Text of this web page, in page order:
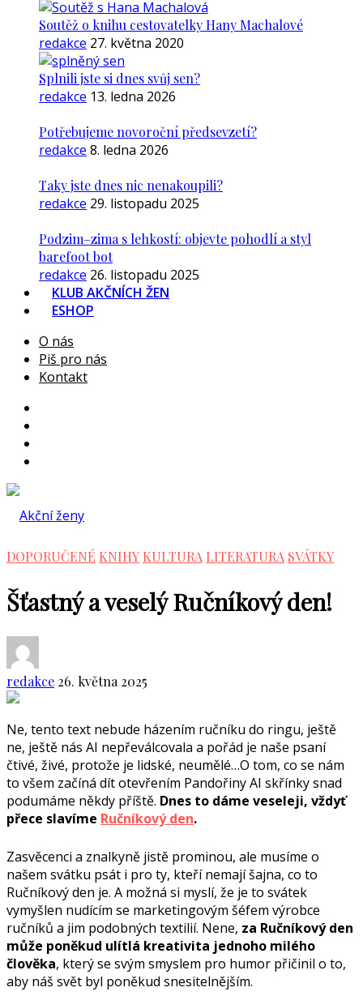
Soutěž o knihu cestovatelky Hany Machalové
redakce 27. května 2020
Splnili jste si dnes svůj sen?
redakce 13. ledna 2026
Potřebujeme novoroční předsevzetí?
redakce 8. ledna 2026
Taky jste dnes nic nenakoupili?
redakce 29. listopadu 2025
Podzim–zima s lehkostí: objevte pohodlí a styl
barefoot bot
redakce 26. listopadu 2025
KLUB AKČNÍCH ŽEN
ESHOP
O nás
Piš pro nás
Kontakt
DOPORUČENÉ KNIHY KULTURA LITERATURA SVÁTKY
Šťastný a veselý Ručníkový den!
redakce 26. května 2025
Ne, tento text nebude házením ručníku do ringu, ještě
ne, ještě nás AI nepřeválcovala a pořád je naše psaní
čtivé, živé, protože je lidské, neumělé…O tom, co se nám
to všem začíná dít otevřením Pandořiny AI skřínky snad
podumáme někdy příště. Dnes to dáme veseleji, vždyť
přece slavíme Ručníkový den.
Zasvěcenci a znalkyně jistě prominou, ale musíme o
našem svátku psát i pro ty, kteří nemají šajna, co to
Ručníkový den je. A možná si myslí, že je to svátek
vymyšlen nudícím se marketingovým šéfem výrobce
ručníků a jim podobných textilií. Nene, za Ručníkový den
může poněkud ulítlá kreativita jednoho milého
člověka, který se svým smyslem pro humor přičinil o to,
aby náš svět byl poněkud snesitelnějším.